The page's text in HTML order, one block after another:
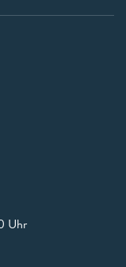
Uhr